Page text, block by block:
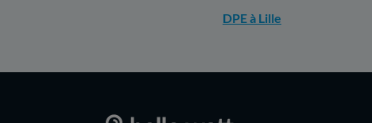
DPE à Lille